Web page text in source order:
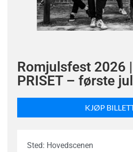
Romjulsfest 2026
PRISET – første
KJØP
Sted: Hovedscenen